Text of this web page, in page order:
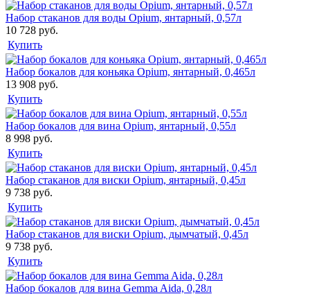
Набор стаканов для воды Opium, янтарный, 0,57л
10 728 руб.
Купить
Набор бокалов для коньяка Opium, янтарный, 0,465л
13 908 руб.
Купить
Набор бокалов для вина Opium, янтарный, 0,55л
8 998 руб.
Купить
Набор стаканов для виски Opium, янтарный, 0,45л
9 738 руб.
Купить
Набор стаканов для виски Opium, дымчатый, 0,45л
9 738 руб.
Купить
Набор бокалов для вина Gemma Aida, 0,28л